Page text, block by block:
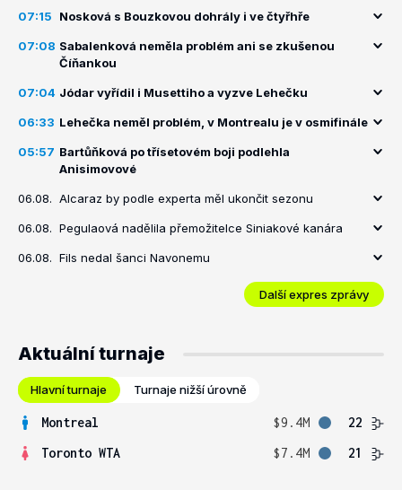
07:15 Nosková s Bouzkovou dohrály i ve čtyřhře
07:08 Sabalenková neměla problém ani se zkušenou
Číňankou
07:04 Jódar vyřídil i Musettiho a vyzve Lehečku
06:33 Lehečka neměl problém, v Montrealu je v osmifinále
05:57 Bartůňková po třísetovém boji podlehla
Anisimovové
06.08. Alcaraz by podle experta měl ukončit sezonu
06.08. Pegulaová nadělila přemožitelce Siniakové kanára
06.08. Fils nedal šanci Navonemu
Další expres zprávy
Aktuální turnaje
Hlavní turnaje Turnaje nižší úrovně
Montreal $9.4M
22
Toronto WTA
$7.4M 21